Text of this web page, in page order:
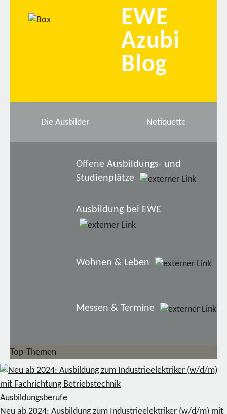
EWE
Azubi
Blog
Die Ausbilder Netiquette
Offene Ausbildungs- und
Studienplätze
Ausbildung bei EWE
Wohnen & Leben
Messen & Termine
Top-Themen
Ausbildungsberufe
Neu ab 2024: Ausbildung zum Industrieelektriker (w/d/m) mit